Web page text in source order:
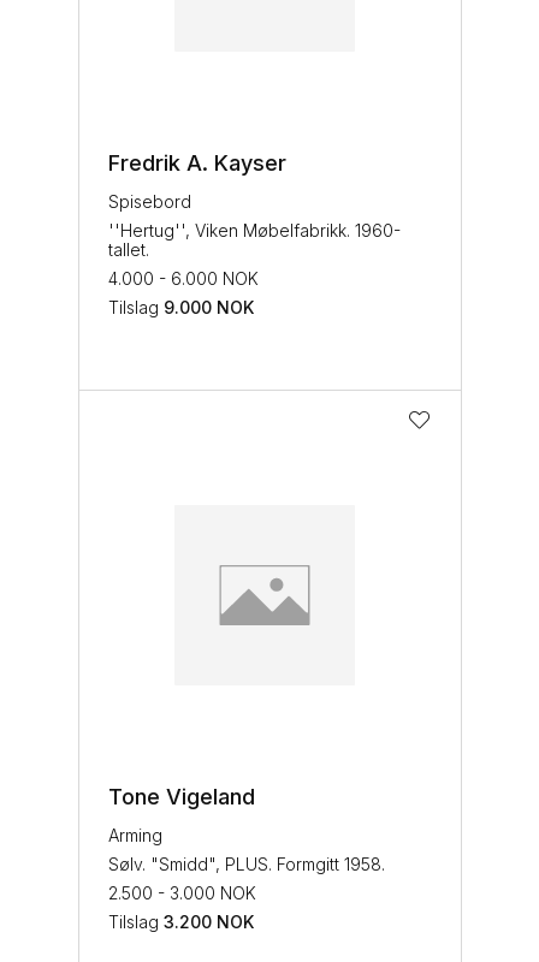
Fredrik A. Kayser
Spisebord
''Hertug'', Viken Møbelfabrikk. 1960-
tallet.
4.000 - 6.000 NOK
Tilslag 9.000 NOK
Tone Vigeland
Arming
Sølv. "Smidd", PLUS. Formgitt 1958.
2.500 - 3.000 NOK
Tilslag 3.200 NOK